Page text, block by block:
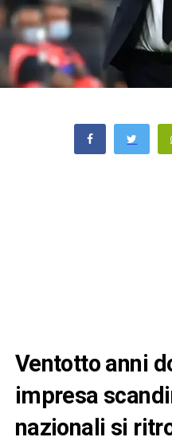
Ventotto anni
impresa
nazionali si